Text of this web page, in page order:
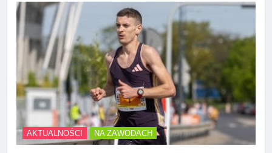
AKTUALNOŚCI NA ZAWODACH